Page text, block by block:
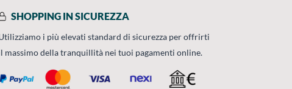
SHOPPING IN SICUREZZA
i più elevati standard di sicurezza per offrirti
massimo della tranquillità nei tuoi pagamenti online.